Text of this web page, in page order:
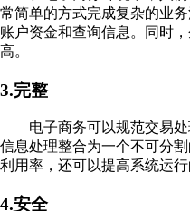
常简单的方式完成复杂的业
账户资金和查询信息。同时
高。
3.完整
电子商务可以规范交易处
信息处理整合为一个不可分
利用率，还可以提高系统运行
4.安全